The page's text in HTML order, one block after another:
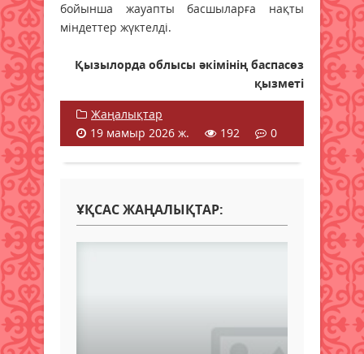
бойынша жауапты басшыларға нақты
міндеттер жүктелді.
Қызылорда облысы әкімінің баспасөз
қызметі
Жаңалықтар
19 мамыр 2026 ж.
192 0
ҰҚСАС ЖАҢАЛЫҚТАР: